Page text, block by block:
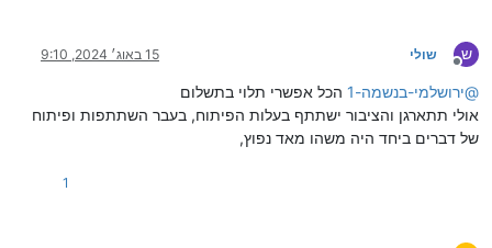
ש
מנותק
שולי 15 באוג׳ 2024, 9:10
@ירושלמי-בנשמה-1
הכל אפשרי תלוי בתשלום
אולי תתארגן והציבור ישתתף בעלות הפיתוח, בעבר השתתפות ופיתוח
של דברים ביחד היה משהו מאד נפוץ,
1